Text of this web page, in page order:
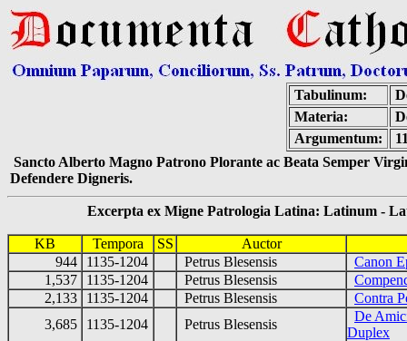
Tabulinum:
Materia:
Argumentum:
Sancto Alberto Magno Patrono Plorante ac Beata Semper
Defendere Digneris.
Excerpta ex Migne Patrologia Latina: Latinum -
KB Tempora SS
Auctor
944
1135-1204 Petrus Blesensis
Canon
1,537
1135-1204 Petrus Blesensis
2,133
1135-1204 Petrus Blesensis
Contra
3,685
1135-1204 Petrus Blesensis
De
Duplex